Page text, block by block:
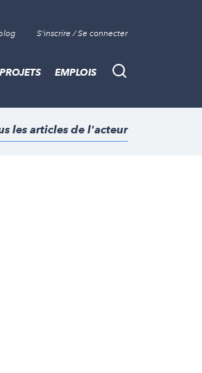
S'inscrire / Se connecter
Recherche
EMPLOIS
les articles de l'acteur